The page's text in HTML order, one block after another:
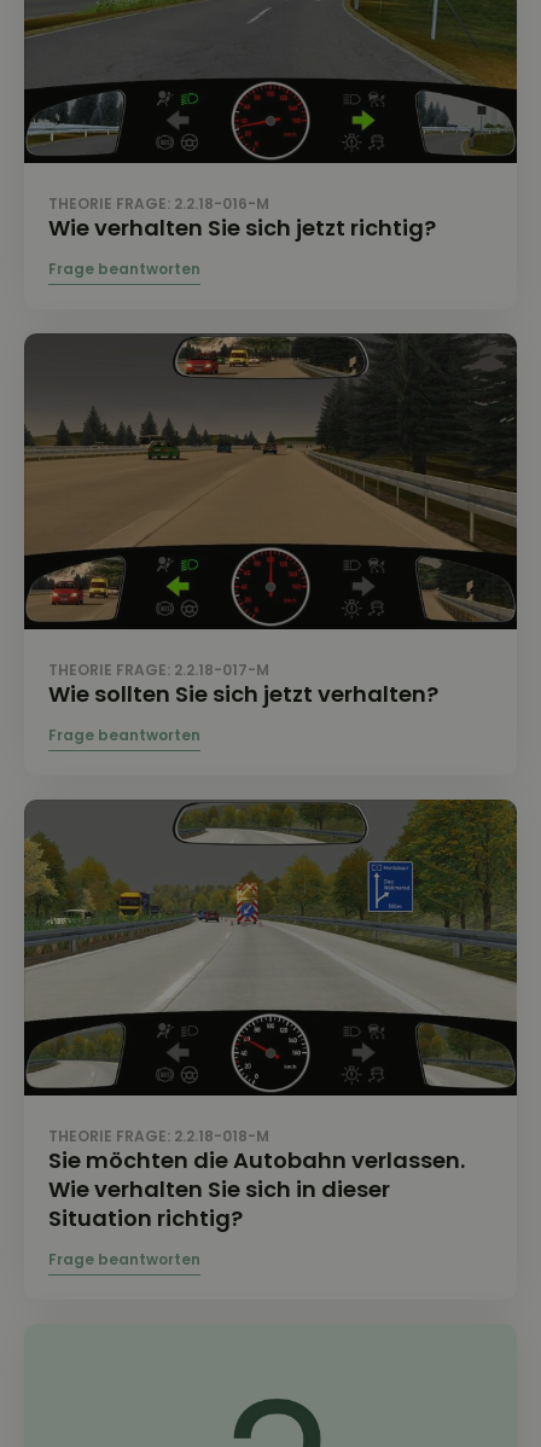
THEORIE FRAGE: 2.2.18-016-M
Wie verhalten Sie sich jetzt richtig?
THEORIE FRAGE: 2.2.18-017-M
Wie sollten Sie sich jetzt verhalten?
THEORIE FRAGE: 2.2.18-018-M
Sie möchten die Autobahn verlassen.
Wie verhalten Sie sich in dieser
Situation richtig?